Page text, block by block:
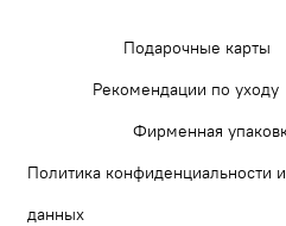
Подарочные карты
Рекомендации по уходу
Фирменная
Политика конфиденциальности
данных